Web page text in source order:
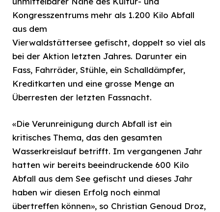
Kongresszentrums mehr als 1.200 Kilo Abfall
aus dem
Vierwaldstättersee gefischt, doppelt so viel als
bei der Aktion letzten Jahres. Darunter ein
Fass, Fahrräder, Stühle, ein Schalldämpfer,
Kreditkarten und eine grosse Menge an
Überresten der letzten Fassnacht.
«Die Verunreinigung durch Abfall ist ein
kritisches Thema, das den gesamten
Wasserkreislauf betrifft. Im vergangenen Jahr
hatten wir bereits beeindruckende 600 Kilo
Abfall aus dem See gefischt und dieses Jahr
haben wir diesen Erfolg noch einmal
übertreffen können», so Christian Genoud Droz,